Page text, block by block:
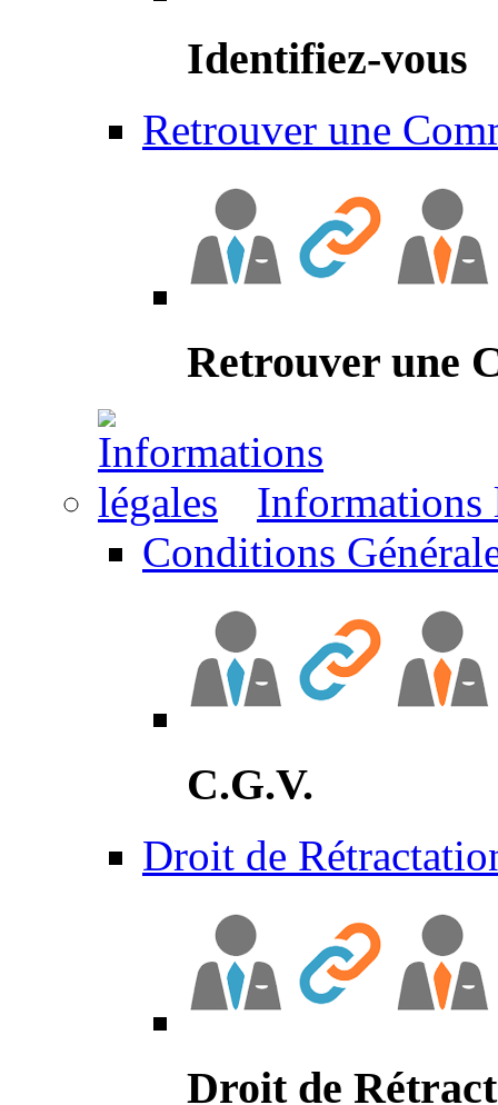
Identifiez-vous
Retrouver une
Retrouver une
Informations
Conditions
C.G.V.
Droit de
Droit de